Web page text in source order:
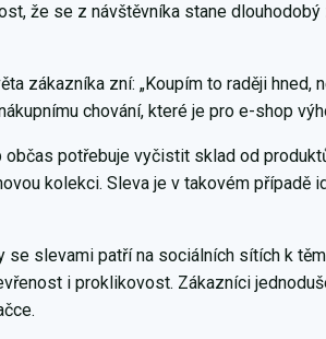
že se z návštěvníka stane dlouhodobý
zákazníka zní: „Koupím to raději hned,
chování, které je pro e-shop
potřebuje vyčistit sklad od
kolekci. Sleva je v takovém případě
se slevami patří na sociálních sítích k
i proklikovost. Zákazníci